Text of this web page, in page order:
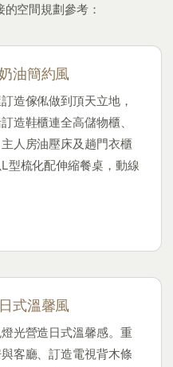
空間規劃參考：
油簡約風
造傢俬做到頂天立地，
造鞋櫃連全高儲物櫃、
人房油壓床及趟門衣櫃
型梳化配伸縮餐桌，動線
式溫馨風
光營造日式溫馨感。重
客廳、訂造電視背木條